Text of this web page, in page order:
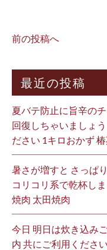
前の投稿へ
最近の投稿
夏バテ防止に旨辛の
回復しちゃいましょ
ださい 1キロおかず
暑さが増すと さっぱ
コリコリ系で乾杯し
焼肉 太田焼肉
今日 明日は炊き込み
内 共にご利用くださ